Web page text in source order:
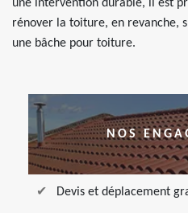
une intervention durable, il est
rénover la toiture, en revanche,
une bâche pour toiture.
NOS
Devis et déplacement